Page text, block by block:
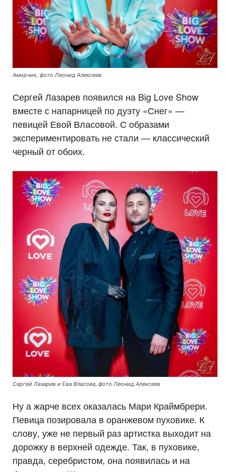
Амирчик, фото Леонид Алексеев
Сергей Лазарев появился на Big Love Show
вместе с напарницей по дуэту «Снег» —
певицей Евой Власовой. С образами
экспериментировать не стали — классический
черный от обоих.
Сергей Лазарев и Ева Власова, фото Леонид Алексеев
Ну а жарче всех оказалась Мари Краймбрери.
Певица позировала в оранжевом пуховике. К
слову, уже не первый раз артистка выходит на
дорожку в верхней одежде. Так, в пуховике,
правда, серебристом, она появилась и на